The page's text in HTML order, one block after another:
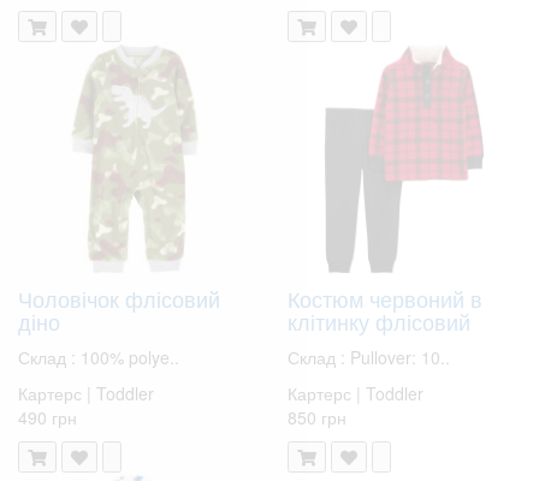
Чоловічок флісовий
діно
Склад : 100% polye..
Картерс | Toddler
490 грн
Костюм червоний в
клітинку флісовий
Склад : Pullover: 10..
Картерс | Toddler
850 грн